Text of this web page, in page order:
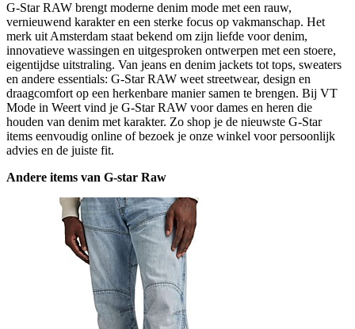
G-Star RAW brengt moderne denim mode met een rauw,
vernieuwend karakter en een sterke focus op vakmanschap. Het
merk uit Amsterdam staat bekend om zijn liefde voor denim,
innovatieve wassingen en uitgesproken ontwerpen met een stoere,
eigentijdse uitstraling. Van jeans en denim jackets tot tops, sweaters
en andere essentials: G-Star RAW weet streetwear, design en
draagcomfort op een herkenbare manier samen te brengen. Bij VT
Mode in Weert vind je G-Star RAW voor dames en heren die
houden van denim met karakter. Zo shop je de nieuwste G-Star
items eenvoudig online of bezoek je onze winkel voor persoonlijk
advies en de juiste fit.
Andere items van G-star Raw